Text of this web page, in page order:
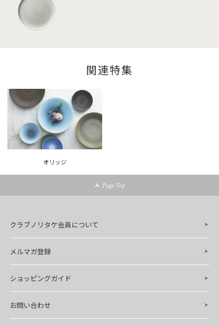
関連特集
オリッジ
Page Top
クラブノリタケ会員について
メルマガ登録
ショッピングガイド
お問い合わせ